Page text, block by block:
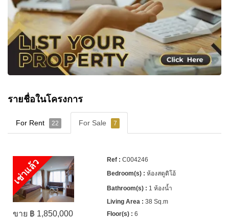
รายชื่อในโครงการ
For Rent 22 For Sale 7
เช่าแล้ว
ขาย ฿ 1,850,000
C004246
ห้องสตูดิโอ้
1 ห้องน้ำ
38 Sq.m
6